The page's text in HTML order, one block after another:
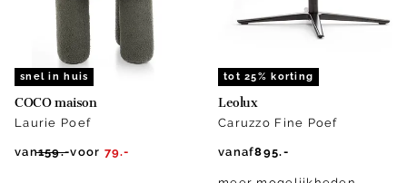
snel in huis
COCO maison
Laurie Poef
van159.-voor 79.-
tot 25% korting
Leolux
Caruzzo Fine Poef
vanaf895.-